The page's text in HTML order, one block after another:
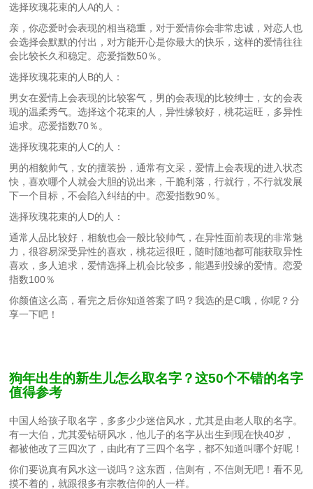
选择玫瑰花束的人A的人：
亲，你恋爱时会表现的相当稳重，对于爱情你会非常忠诚，对恋人也
会选择会默默的付出，对方能开心是你最大的快乐，这样的爱情往往
会比较长久和稳定。恋爱指数50％。
选择玫瑰花束的人B的人：
男女在爱情上会表现的比较客气，男的会表现的比较绅士，女的会表
现的温柔秀气。选择这个花束的人，异性缘较好，桃花运旺，多异性
追求。恋爱指数70％。
选择玫瑰花束的人C的人：
男的相貌帅气，女的擅装扮，通常有文采，爱情上会表现的进入状态
快，喜欢哪个人就会大胆的说出来，干脆利落，行就行，不行就发展
下一个目标，不会陷入纠结的中。恋爱指数90％。
选择玫瑰花束的人D的人：
通常人品比较好，相貌也会一般比较帅气，在异性面前表现的非常魅
力，很容易深受异性的喜欢，桃花运很旺，随时随地都可能获取异性
喜欢，多人追求，爱情选择上机会比较多，能遇到投缘的爱情。恋爱
指数100％
你颜值这么高，看完之后你知道答案了吗？我选的是C哦，你呢？分
享一下吧！
狗年出生的新生儿怎么取名字？这50个不错的名字
值得参考
中国人给孩子取名字，多多少少迷信风水，尤其是由老人取的名字。
有一大伯，尤其爱钻研风水，他儿子的名字从出生到现在快40岁，
都被他改了三四次了，由此有了三四个名字，都不知道叫哪个好呢！
你们要说真有风水这一说吗？这东西，信则有，不信则无吧！看不见
摸不着的，就跟很多有宗教信仰的人一样。